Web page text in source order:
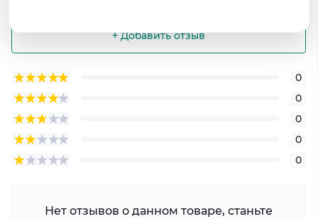
+ Добавить отзыв
0
0
0
0
0
Нет отзывов о данном товаре, станьте